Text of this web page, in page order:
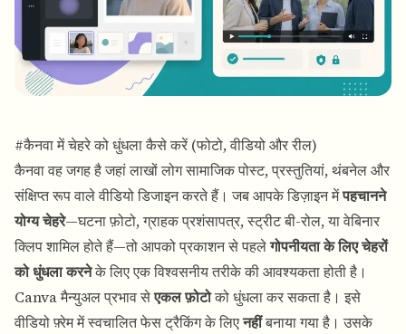
#कैनवा में चेहरे को धुंधला कैसे करें (फोटो, वीडियो और रील)
कैनवावह जगह है जहां लाखों लोग सामाजिक पोस्ट, प्रस्तुतियां, थंबनेल और
संक्षिप्त रूप वाले वीडियो डिजाइन करते हैं। जब आपके डिज़ाइन मेंपहचानने
योग्य चेहरे—घटना फ़ोटो, ग्राहक प्रशंसापत्र, स्ट्रीट बी-रोल, या वेबिनार
क्लिप शामिल होते हैं—तो आपको प्रकाशन से पहलेगोपनीयता के लिए चेहरों
को धुंधला करनेके लिए एक विश्वसनीय तरीके की आवश्यकता होती है।
Canva मैन्युअल प्रभाव सेएकल फ़ोटोको धुंधला कर सकता है। इसे
वीडियो फ़्रेम में स्वचालित फेस ट्रैकिंग के लिएनहींबनाया गया है। उसके